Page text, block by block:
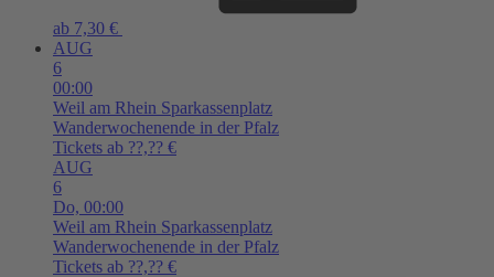
ab 7,30 €
AUG
6
00:00
Weil am Rhein Sparkassenplatz
Wanderwochenende in der Pfalz
Tickets ab ??,?? €
AUG
6
Do, 00:00
Weil am Rhein Sparkassenplatz
Wanderwochenende in der Pfalz
Tickets ab ??,?? €